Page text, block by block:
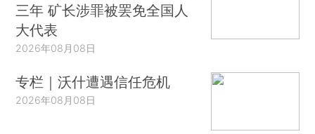
三年 矿长涉罪被罢免全国人
大代表
2026年08月08日
专栏｜沃什遭遇信任危机
2026年08月08日